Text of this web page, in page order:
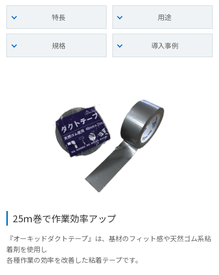
特長 用途
規格 導入事例
25ｍ巻で作業効率アップ
『オーキッドダクトテープ』は、基材のフィット感や天然ゴム系粘
着剤を使用し
各種作業の効率を改善した粘着テープです。